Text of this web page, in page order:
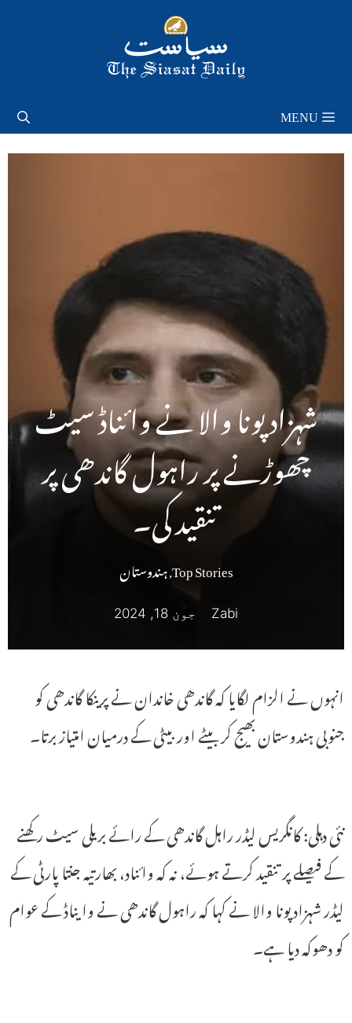
MENU
شہزاد پونا والا نے وائناڈ سیٹ
چھوڑنے پر راہول گاندھی پر
تنقید کی۔
Top Stories
,ہندوستان
Zabi جون 18, 2024
انہوں نے الزام لگایا کہ گاندھی خاندان نے پرینکا گاندھی کو
جنوبی ہندوستان بھیج کر بیٹے اور بیٹی کے درمیان امتیاز برتا۔
نئی دہلی: کانگریس لیڈر راہل گاندھی کے رائے بریلی سیٹ رکھنے
کے فیصلے پر تنقید کرتے ہوئے، نہ کہ وائناد، بھارتیہ جنتا پارٹی کے
لیڈر شہزاد پونا والا نے کہا کہ راہول گاندھی نے وایناڈ کے عوام
کو دھوکہ دیا ہے۔